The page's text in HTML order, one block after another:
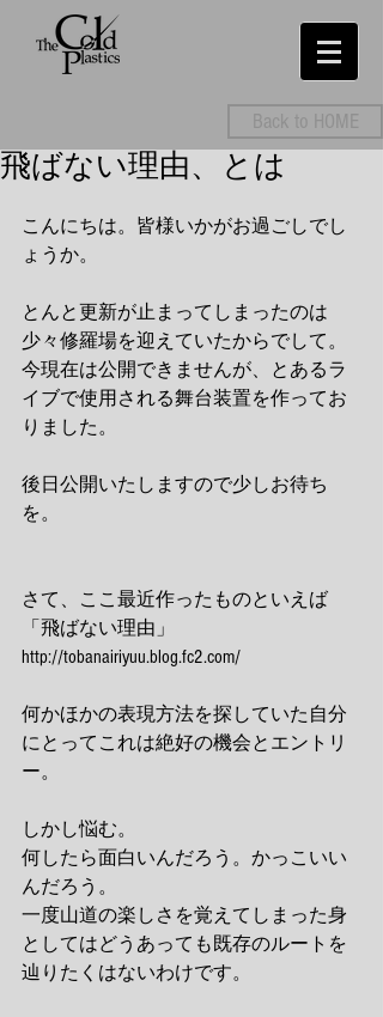
Back to HOME
飛ばない理由、とは
こんにちは。皆様いかがお過ごしでし
ょうか。
とんと更新が止まってしまったのは
少々修羅場を迎えていたからでして。
今現在は公開できませんが、とあるラ
イブで使用される舞台装置を作ってお
りました。
後日公開いたしますので少しお待ち
を。
さて、ここ最近作ったものといえば
「飛ばない理由」
http://tobanairiyuu.blog.fc2.com/
何かほかの表現方法を探していた自分
にとってこれは絶好の機会とエントリ
ー。
しかし悩む。
何したら面白いんだろう。かっこいい
んだろう。
一度山道の楽しさを覚えてしまった身
としてはどうあっても既存のルートを
辿りたくはないわけです。